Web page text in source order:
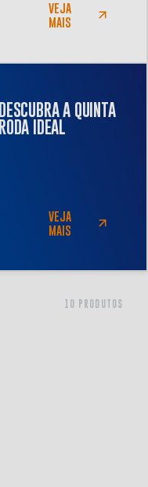
VEJA
MAIS
DESCUBRA A QUINTA
RODA IDEAL
VEJA
MAIS
10 PRODUTOS